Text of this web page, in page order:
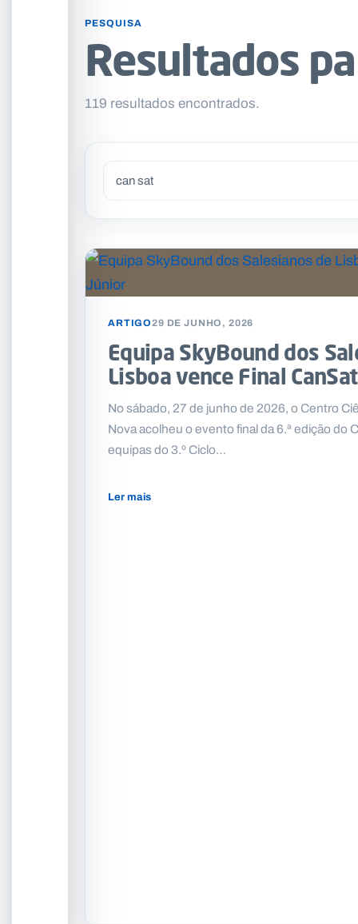
PESQUISA
Resultados
119 resultados encontrados.
ARTIGO29 DE JUNHO, 2026
Equipa SkyBound dos
Lisboa vence Final
No sábado, 27 de junho de 2026, o Centro
Nova acolheu o evento final da 6.ª edição do
equipas do 3.º Ciclo…
Ler mais